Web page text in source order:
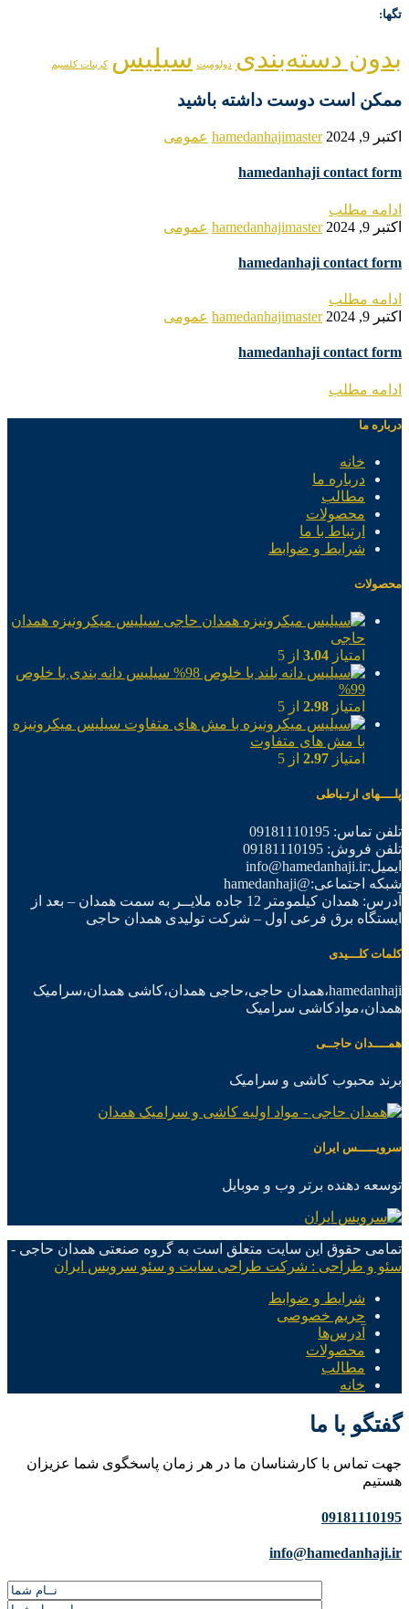
تگها:
بدون دسته‌بندی دولومیت سیلیس کربنات کلسیم
ممکن است دوست داشته باشید
اکتبر 9, 2024 hamedanhajimaster عمومی
hamedanhaji contact form
ادامه مطلب
اکتبر 9, 2024
hamedanhajimaster عمومی
hamedanhaji contact form
ادامه مطلب
اکتبر 9, 2024
hamedanhajimaster عمومی
hamedanhaji contact form
ادامه مطلب
درباره ما
خانه
درباره ما
مطالب
محصولات
ارتباط با ما
شرایط و ضوابط
محصولات
سیلیس میکرونیزه همدان
حاجی
امتیاز 3.04 از 5
سیلیس دانه بندی با خلوص
99%
امتیاز 2.98 از 5
سیلیس میکرونیزه
با مش های متفاوت
امتیاز 2.97 از 5
پلــــهای ارتـباطی
تلفن تماس: 09181110195
تلفن فروش: 09181110195
ایمیل:info@hamedanhaji.ir
شبکه اجتماعی:@hamedanhaji
آدرس: همدان کیلمومتر 12 جاده ملایــر به سمت همدان – بعد از
ایستگاه برق فرعی اول – شرکت تولیدی همدان حاجی
کلمات کلـــیدی
hamedanhaji،همدان حاجی،حاجی همدان،کاشی همدان،سرامیک
همدان،موادکاشی سرامیک
همــــدان حاجــی
برند محبوب کاشی و سرامیک
سرویـــــس ایران
توسعه دهنده برتر وب و موبایل
تمامی حقوق این سایت متعلق است به گروه صنعتی همدان حاجی -
سئو و طراحی : شرکت طراحی سایت و سئو سرویس ایران
شرایط و ضوابط
حریم خصوصی
آدرس‌ها
محصولات
مطالب
خانه
گفتگو با ما
جهت تماس با کارشناسان ما در هر زمان پاسخگوی شما عزیزان
هستیم
09181110195
info@hamedanhaji.ir